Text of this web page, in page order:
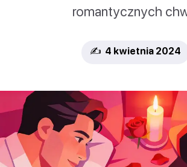
romantycznych
✍️ 4 kwietnia 2024